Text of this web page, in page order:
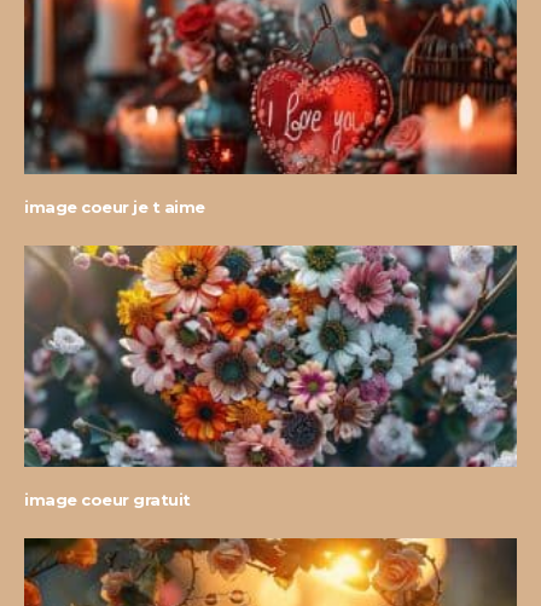
image coeur je t aime
image coeur gratuit